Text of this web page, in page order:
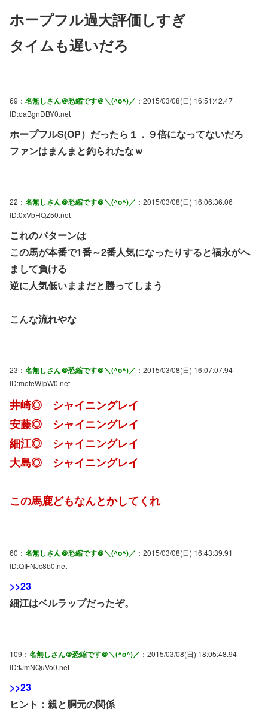
ホープフル過大評価しすぎ
タイムも遅いだろ
69： 名無しさん＠恐縮です＠＼(^o^)／ ：2015/03/08(日) 16:51:42.47
ID:oaBgnDBY0.net
ホープフルS(OP）だったら１．９倍になってないだろ
ファンはまんまと釣られたなｗ
22： 名無しさん＠恐縮です＠＼(^o^)／ ：2015/03/08(日) 16:06:36.06
ID:0xVbHQZ50.net
これのパターンは
この馬が本番で1番～2番人気になったりすると福永がへ
まして負ける
逆に人気低いままだと勝ってしまう
こんな流れやな
23： 名無しさん＠恐縮です＠＼(^o^)／ ：2015/03/08(日) 16:07:07.94
ID:moteWIpW0.net
井崎◎ シャイニングレイ
安藤◎ シャイニングレイ
細江◎ シャイニングレイ
大島◎ シャイニングレイ
この馬鹿どもなんとかしてくれ
60： 名無しさん＠恐縮です＠＼(^o^)／ ：2015/03/08(日) 16:43:39.91
ID:QIFNJc8b0.net
>>23
細江はベルラップだったぞ。
109： 名無しさん＠恐縮です＠＼(^o^)／ ：2015/03/08(日) 18:05:48.94
ID:tJmNQuVo0.net
>>23
ヒント：親と胴元の関係